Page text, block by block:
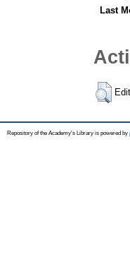
Last
Repository of the Academy's Library is powered by